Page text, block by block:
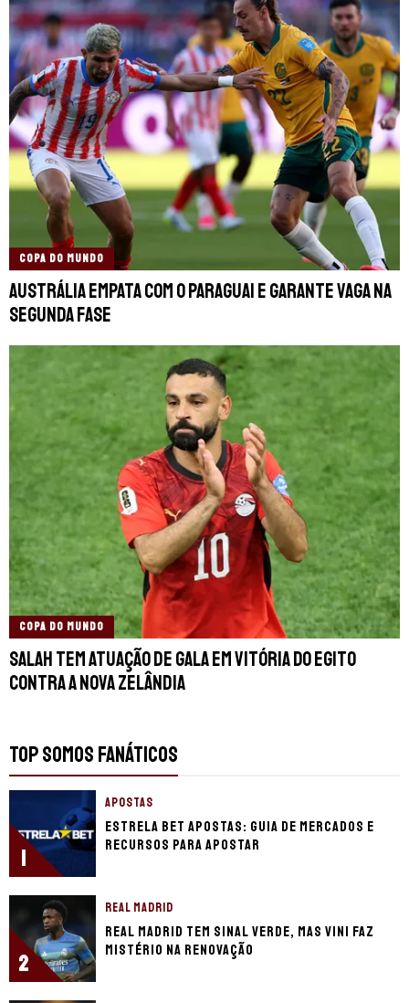
COPA DO MUNDO
Austrália empata com o Paraguai e garante vaga na
segunda fase
COPA DO MUNDO
Salah tem atuação de gala em vitória do Egito
contra a Nova Zelândia
TOP SOMOS FANÁTICOS
1
APOSTAS
Estrela Bet apostas: guia de mercados e
recursos para apostar
2
REAL MADRID
Real Madrid tem sinal verde, mas Vini faz
mistério na renovação